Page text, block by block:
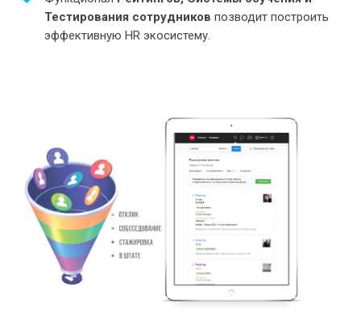
Тестирования сотрудников позводит построить
эффективную HR экосистему.